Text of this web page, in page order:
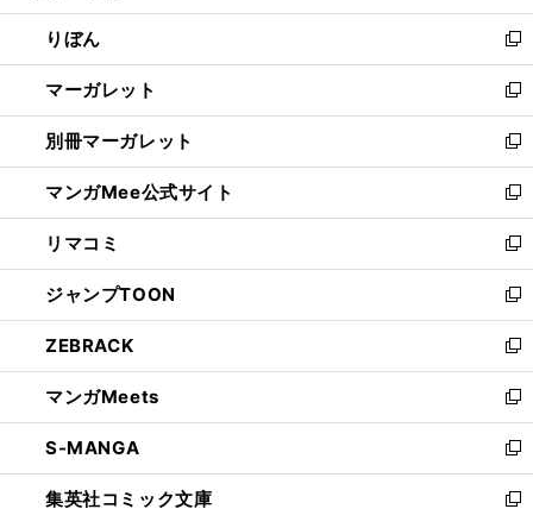
開
く
ウ
で
開
く
ン
ド
ウ
で
開
く
ウ
ィ
ン
ド
ウ
で
開
く
りぼん
新
し
い
ウ
ィ
ン
ド
ウ
で
開
く
マーガレット
新
し
い
ウ
ィ
ン
ド
ウ
で
開
く
別冊マーガレット
新
し
い
ウ
ィ
ン
ド
ウ
で
開
く
マンガMee公式サイト
新
し
い
ウ
ィ
ン
ド
ウ
で
開
く
リマコミ
新
し
い
ウ
ィ
ン
ド
ウ
で
開
く
ジャンプTOON
新
し
い
ウ
ィ
ン
ド
ウ
で
ZEBRACK
新
し
い
ウ
ィ
ン
ド
マンガMeets
新
し
い
ウ
ィ
S-MANGA
新
し
い
集英社コミック文庫
新